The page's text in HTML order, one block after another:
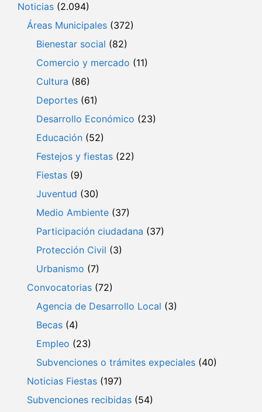
Noticias (2.094)
Áreas Municipales (372)
Bienestar social (82)
Comercio y mercado (11)
Cultura (86)
Deportes (61)
Desarrollo Económico (23)
Educación (52)
Festejos y fiestas (22)
Fiestas (9)
Juventud (30)
Medio Ambiente (37)
Participación ciudadana (37)
Protección Civil (3)
Urbanismo (7)
Convocatorias (72)
Agencia de Desarrollo Local (3)
Becas (4)
Empleo (23)
Subvenciones o trámites expeciales (40)
Noticias Fiestas (197)
Subvenciones recibidas (54)